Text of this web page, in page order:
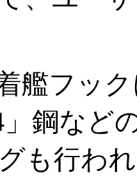
艦フッ
」鋼な
も行わ